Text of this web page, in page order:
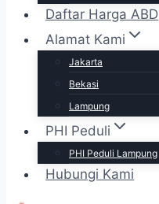
Daftar Harga ABD
Alamat Kami
Jakarta
Bekasi
Lampung
PHI Peduli
PHI Peduli Lampung
Hubungi Kami